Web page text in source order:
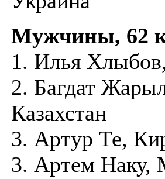
Мужчины, 62
1. Илья
2. Багдат
Казахстан
3. Артур Те,
3. Артем Наку,